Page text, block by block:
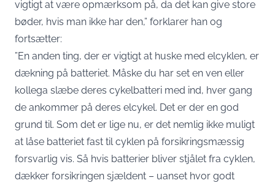
vigtigt at være opmærksom på, da det kan give store
bøder, hvis man ikke har den,” forklarer han og
fortsætter:
”En anden ting, der er vigtigt at huske med elcyklen, er
dækning på batteriet. Måske du har set en ven eller
kollega slæbe deres cykelbatteri med ind, hver gang
de ankommer på deres elcykel. Det er der en god
grund til. Som det er lige nu, er det nemlig ikke muligt
at låse batteriet fast til cyklen på forsikringsmæssig
forsvarlig vis. Så hvis batterier bliver stjålet fra cyklen,
dækker forsikringen sjældent – uanset hvor godt